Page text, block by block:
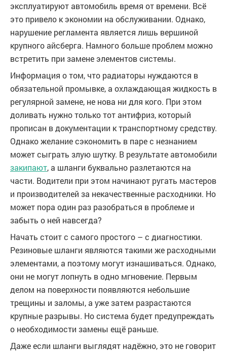
эксплуатируют автомобиль время от времени. Всё
это привело к экономии на обслуживании. Однако,
нарушение регламента является лишь вершиной
крупного айсберга. Намного больше проблем можно
встретить при замене элементов системы.
Информация о том, что радиаторы нуждаются в
обязательной промывке, а охлаждающая жидкость в
регулярной замене, не нова ни для кого. При этом
доливать нужно только тот антифриз, который
прописан в документации к транспортному средству.
Однако желание сэкономить в паре с незнанием
может сыграть злую шутку. В результате автомобили
закипают, а шланги буквально разлетаются на
части. Водители при этом начинают ругать мастеров
и производителей за некачественные расходники. Но
может пора один раз разобраться в проблеме и
забыть о ней навсегда?
Начать стоит с самого простого – с диагностики.
Резиновые шланги являются такими же расходными
элементами, а поэтому могут изнашиваться. Однако,
они не могут лопнуть в одно мгновение. Первым
делом на поверхности появляются небольшие
трещины и заломы, а уже затем разрастаются
крупные разрывы. Но система будет предупреждать
о необходимости замены ещё раньше.
Даже если шланги выглядят надёжно, это не говорит